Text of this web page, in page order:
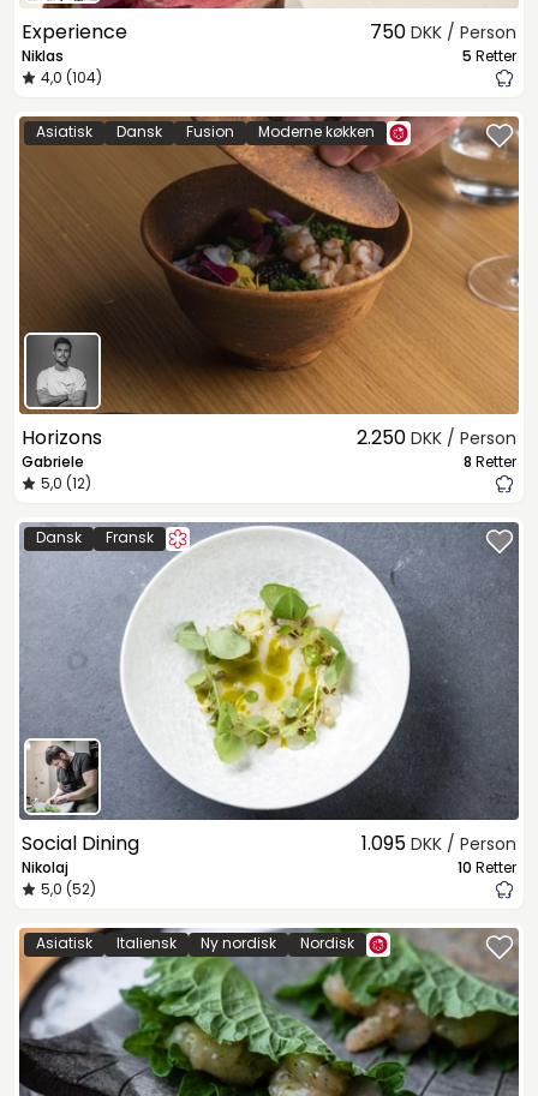
Experience
Niklas
4,0 (104)
750 DKK / Person
5 Retter
Asiatisk Dansk Fusion Moderne køkken
Horizons
Gabriele
5,0 (12)
2.250 DKK / Person
8 Retter
Dansk Fransk
Social Dining
Nikolaj
5,0 (52)
1.095 DKK / Person
10 Retter
Asiatisk Italiensk Ny nordisk Nordisk